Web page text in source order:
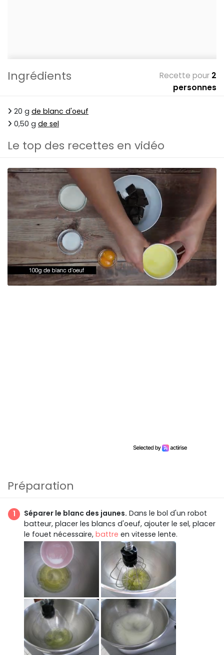
Ingrédients Recette pour 2
personnes
20 g de blanc d'oeuf
0,50 g de sel
Le top des recettes en vidéo
Préparation
Séparer le blanc des jaunes. Dans le bol d'un robot
batteur, placer les blancs d'oeuf, ajouter le sel, placer
le fouet nécessaire, battre en vitesse lente.